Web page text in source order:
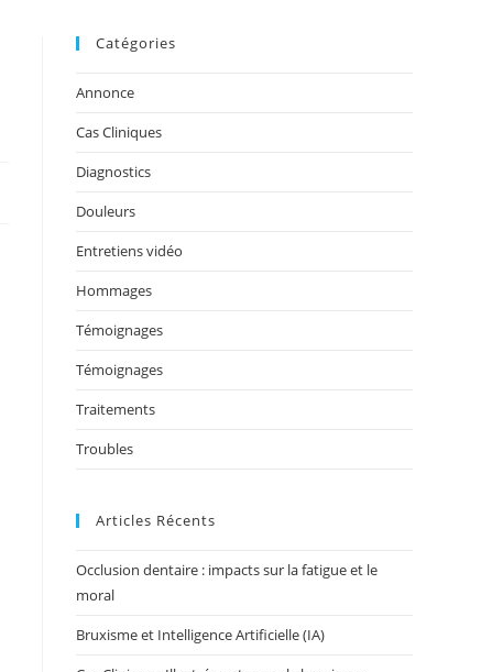
Catégories
Annonce
Cas Cliniques
Diagnostics
Douleurs
Entretiens vidéo
Hommages
Témoignages
Témoignages
Traitements
Troubles
Articles Récents
Occlusion dentaire : impacts sur la fatigue et le
moral
Bruxisme et Intelligence Artificielle (IA)